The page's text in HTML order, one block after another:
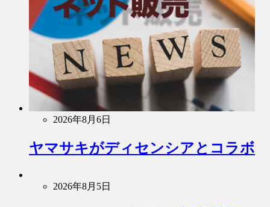
2026年8月6日
ヤマサキがディセンシアとコラボ
2026年8月5日